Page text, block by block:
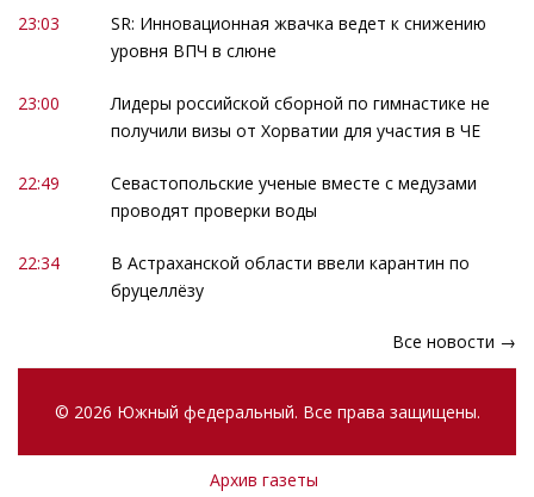
23:03
SR: Инновационная жвачка ведет к снижению
уровня ВПЧ в слюне
23:00
Лидеры российской сборной по гимнастике не
получили визы от Хорватии для участия в ЧЕ
22:49
Севастопольские ученые вместе с медузами
проводят проверки воды
22:34
В Астраханской области ввели карантин по
бруцеллёзу
Все новости →
© 2026 Южный федеральный. Все права защищены.
Архив газеты